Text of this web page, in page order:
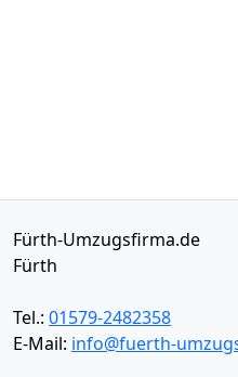
Fürth-Umzugsfirma.de
Fürth
Tel.: 01579-2482358
E-Mail: info@fuerth-